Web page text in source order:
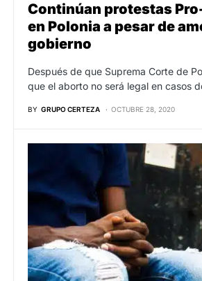
Continúan protestas
en Polonia a pesar de
gobierno
Después de que Suprema Corte de
que el aborto no será legal en casos
BY GRUPO CERTEZA OCTUBRE 28, 2020